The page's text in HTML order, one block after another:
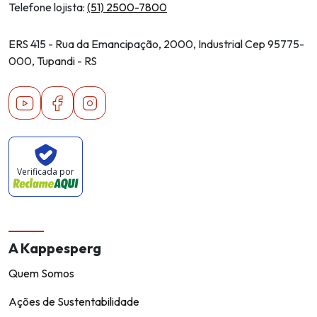
Telefone lojista: (51) 2500-7800
ERS 415 - Rua da Emancipação, 2000, Industrial Cep 95775-
000, Tupandi - RS
YoutubeFacebookInstagram
Verificada por
A Kappesperg
Quem Somos
Ações de Sustentabilidade